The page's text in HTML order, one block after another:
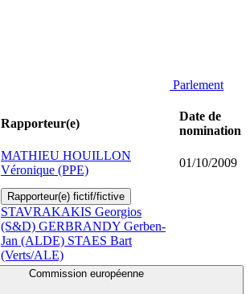
Parlement
Rapporteur(e)
Date de
nomination
MATHIEU HOUILLON
Véronique (PPE)
01/10/2009
Rapporteur(e) fictif/fictive
STAVRAKAKIS Georgios
(S&D) GERBRANDY Gerben-
Jan (ALDE) STAES Bart
(Verts/ALE)
Commission européenne